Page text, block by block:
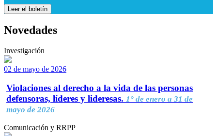
Leer el boletín
Novedades
Investigación
02 de mayo de 2026
Violaciones al derecho a la vida de las personas
defensoras, líderes y lideresas. 1° de enero a 31 de
mayo de 2026
Comunicación y RRPP